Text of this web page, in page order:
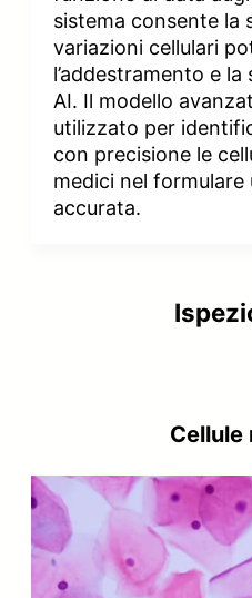
sistema consente la
variazioni cellulari
l’addestramento e
AI. Il modello
utilizzato per
con precisione le
medici nel formulare
accurata.
Cellule